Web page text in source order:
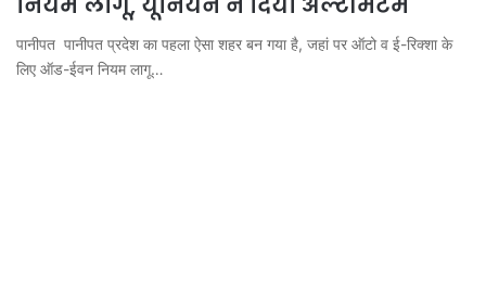
पानीपत पानीपत प्रदेश का पहला ऐसा शहर बन गया है, जहां पर ऑटो व ई-रिक्शा के
लिए ऑड-ईवन नियम लागू…